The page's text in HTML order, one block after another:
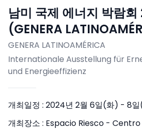
남미 국제 에너지 박람
(GENERA
GENERA LATINOAMÉRICA
Internationale Ausstellung für
und Energieeffizienz
개최일정 : 2024년 2월 6일(화) - 8
개최장소 : Espacio Riesco -